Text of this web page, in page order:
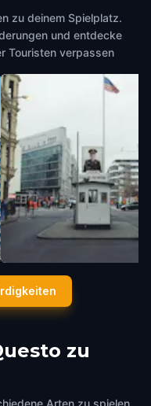
zu deinem Spielplatz.
und entdecke
Touristen verpassen
Checkpoint Charlie
Berlin,Germany
zu
Arten zu spielen.